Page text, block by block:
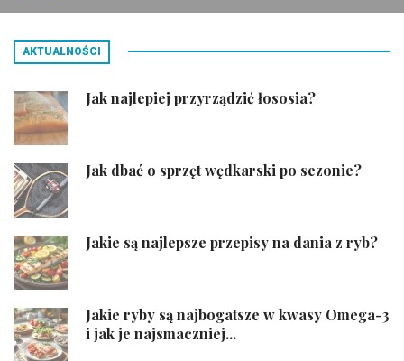
AKTUALNOŚCI
Jak najlepiej przyrządzić łososia?
Jak dbać o sprzęt wędkarski po sezonie?
Jakie są najlepsze przepisy na dania z ryb?
Jakie ryby są najbogatsze w kwasy Omega-3
i jak je najsmaczniej...